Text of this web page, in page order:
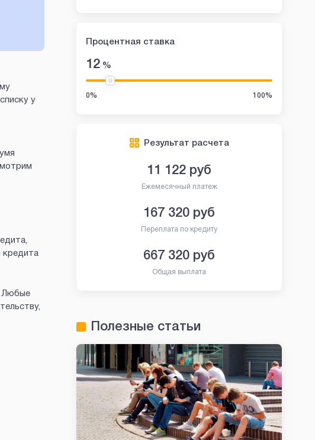
у
кредита
Любые
Процентная ставка
12 %
0% 100%
Результат расчета
11 122 руб
Ежемесячный платеж
167 320 руб
Переплата по кредиту
667 320 руб
Общая выплата
Полезные статьи